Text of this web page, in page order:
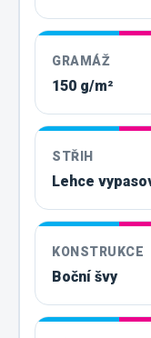
GRAMÁŽ
150 g/m²
STŘIH
Lehce
KONSTRUKCE
Boční švy